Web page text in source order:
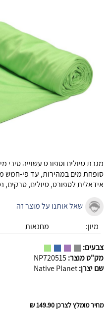
מגבת טיולים וספורטעשוייה סיבי
סופחת מים במהירות, עד פי-חמש
אידאלית לספורט, טיולים, טרקים,
שאל אותנו על מוצר זה
מיון:
מחנאות
צבעים:
מק"ט מוצר: NP720515
שם יצרן:Native Planet
מחיר מומלץ לצרכן 149.90 ₪